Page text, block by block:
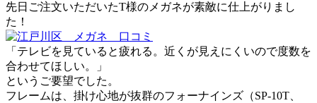
先日ご注文いただいたT様のメガネが素敵に仕上がりまし
た！
「テレビを見ていると疲れる。近くが見えにくいので度数を
合わせてほしい。」
というご要望でした。
フレームは、掛け心地が抜群のフォーナインズ（SP-10T、